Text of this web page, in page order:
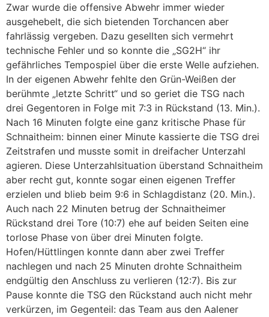
Zwar wurde die offensive Abwehr immer wieder
ausgehebelt, die sich bietenden Torchancen aber
fahrlässig vergeben. Dazu gesellten sich vermehrt
technische Fehler und so konnte die „SG2H“ ihr
gefährliches Tempospiel über die erste Welle aufziehen.
In der eigenen Abwehr fehlte den Grün-Weißen der
berühmte „letzte Schritt“ und so geriet die TSG nach
drei Gegentoren in Folge mit 7:3 in Rückstand (13. Min.).
Nach 16 Minuten folgte eine ganz kritische Phase für
Schnaitheim: binnen einer Minute kassierte die TSG drei
Zeitstrafen und musste somit in dreifacher Unterzahl
agieren. Diese Unterzahlsituation überstand Schnaitheim
aber recht gut, konnte sogar einen eigenen Treffer
erzielen und blieb beim 9:6 in Schlagdistanz (20. Min.).
Auch nach 22 Minuten betrug der Schnaitheimer
Rückstand drei Tore (10:7) ehe auf beiden Seiten eine
torlose Phase von über drei Minuten folgte.
Hofen/Hüttlingen konnte dann aber zwei Treffer
nachlegen und nach 25 Minuten drohte Schnaitheim
endgültig den Anschluss zu verlieren (12:7). Bis zur
Pause konnte die TSG den Rückstand auch nicht mehr
verkürzen, im Gegenteil: das Team aus den Aalener